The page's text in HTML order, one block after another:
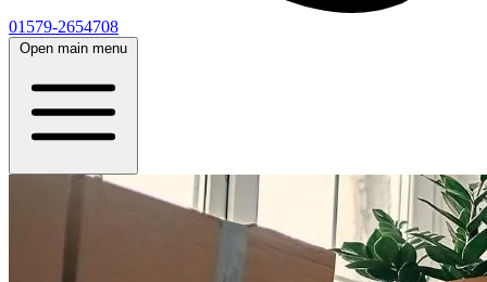
01579-2654708
Open main menu